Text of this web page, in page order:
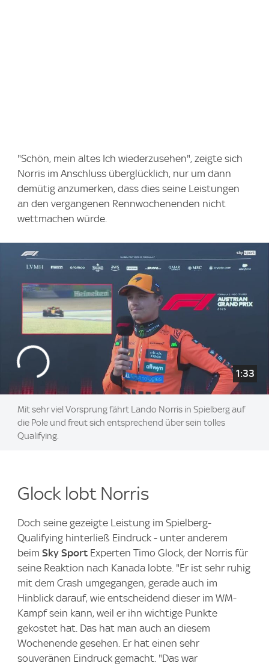
"Schön, mein altes Ich wiederzusehen", zeigte sich
Norris im Anschluss überglücklich, nur um dann
demütig anzumerken, dass dies seine Leistungen
an den vergangenen Rennwochenenden nicht
wettmachen würde.
1:33
Mit sehr viel Vorsprung fährt Lando Norris in Spielberg auf
die Pole und freut sich entsprechend über sein tolles
Qualifying.
Glock lobt Norris
Doch seine gezeigte Leistung im Spielberg-
Qualifying hinterließ Eindruck - unter anderem
beim Sky Sport Experten Timo Glock, der Norris für
seine Reaktion nach Kanada lobte. "Er ist sehr ruhig
mit dem Crash umgegangen, gerade auch im
Hinblick darauf, wie entscheidend dieser im WM-
Kampf sein kann, weil er ihn wichtige Punkte
gekostet hat. Das hat man auch an diesem
Wochenende gesehen. Er hat einen sehr
souveränen Eindruck gemacht. "Das war